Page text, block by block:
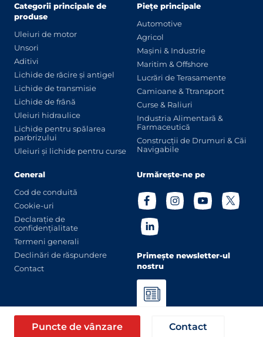
Puncte de vânzare Contact
Categorii principale de
produse
Uleiuri de motor
Unsori
Aditivi
Lichide de răcire și antigel
Lichide de transmisie
Lichide de frână
Uleiuri hidraulice
Lichide pentru spălarea
parbrizului
Uleiuri și lichide pentru curse
Piețe principale
Automotive
Agricol
Mașini & Industrie
Maritim & Offshore
Lucrări de Terasamente
Camioane & Ttransport
Curse & Raliuri
Industria Alimentară &
Farmaceutică
Construcții de Drumuri & Căi
Navigabile
General
Cod de conduită
Cookie-uri
Declarație de
confidențialitate
Termeni generali
Declinări de răspundere
Contact
Urmărește-ne pe
Primește newsletter-ul
nostru
© Eurol 2026